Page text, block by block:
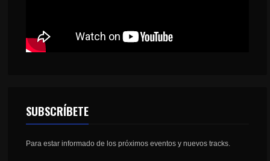
SUBSCRÍBETE
Para estar informado de los próximos eventos y nuevos tracks.